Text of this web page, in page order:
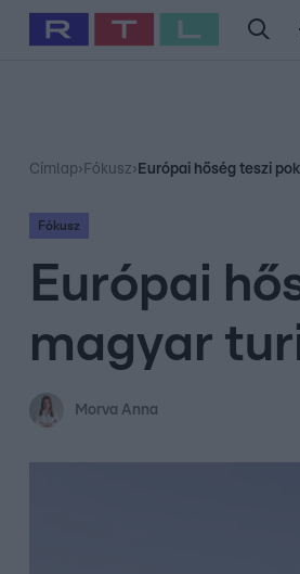
Babits Marcella Szellő István
Címlap› Fókusz› Európai hőség teszi
Fókusz
Európai
magyar
Morva Anna